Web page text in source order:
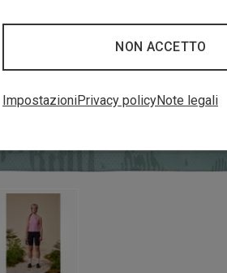
NON ACCETTO
ImpostazioniPrivacy policyNote legali